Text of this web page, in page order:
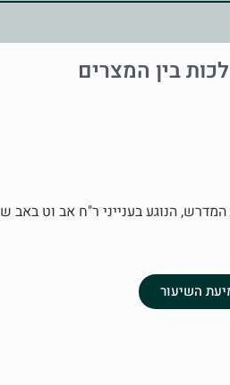
בין המצרים
הנוגע בענייני ר"ח אב וט באב
השיעור